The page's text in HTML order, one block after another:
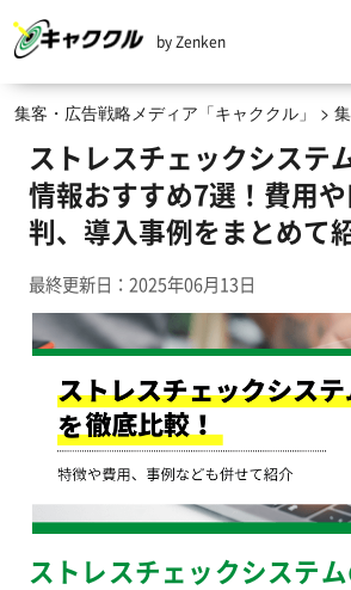
by Zenken
集客・広告戦略メディア「キャククル」 >
ストレスチェックシステ
情報おすすめ7選！費用
判、導入事例をまとめて
最終更新日：2025年06月13日
ストレスチェックシステ